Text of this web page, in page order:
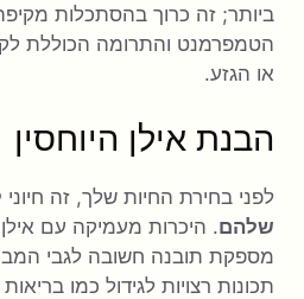
ביותר; זה כרוך בהסתכלות
הטמפרמנט והתרומה הכוללת
או הגזע.
הבנת אילן היוחסין
לפני בחירת החיות שלך, זה חיוני
שלהם. היכרות מעמיקה עם
מספקת תובנה חשובה לגבי
תכונות רצויות לגידול כמו בריאות